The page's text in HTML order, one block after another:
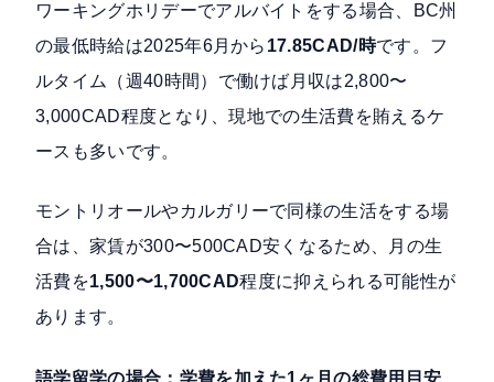
ワーキングホリデーでアルバイトをする場合、BC州
の最低時給は2025年6月から 17.85CAD/時です。フ
ルタイム（週40時間）で働けば月収は2,800〜
3,000CAD程度となり、現地での生活費を賄えるケ
ースも多いです。
モントリオールやカルガリーで同様の生活をする場
合は、家賃が300〜500CAD安くなるため、月の生
活費を1,500〜1,700CAD程度に抑えられる可能性が
あります。